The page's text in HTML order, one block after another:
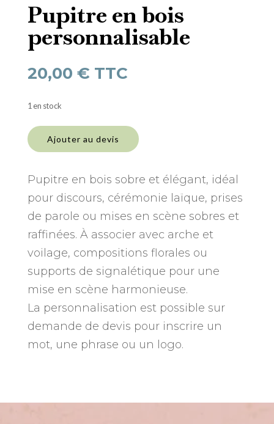
Pupitre en bois
personnalisable
20,00 € TTC
1 en stock
de
Pupitre
bois
Ajouter au devis
Pupitre en bois sobre et élégant, idéal
pour discours, cérémonie laïque, prises
de parole ou mises en scène sobres et
raffinées. À associer avec arche et
voilage, compositions florales ou
supports de signalétique pour une
mise en scène harmonieuse.
La personnalisation est possible sur
demande de devis pour inscrire un
mot, une phrase ou un logo.